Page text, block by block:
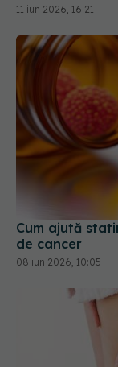
11 iun 2026, 16:21
Cum ajută
de cancer
08 iun 2026, 10:05